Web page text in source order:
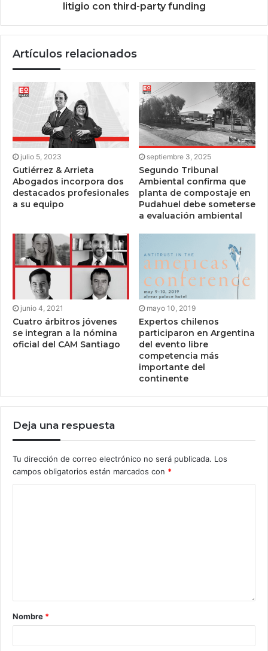
litigio con third-party funding
Artículos relacionados
julio 5, 2023
Gutiérrez & Arrieta
Abogados incorpora dos
destacados profesionales
a su equipo
septiembre 3, 2025
Segundo Tribunal
Ambiental confirma que
planta de compostaje en
Pudahuel debe someterse
a evaluación ambiental
junio 4, 2021
Cuatro árbitros jóvenes
se integran a la nómina
oficial del CAM Santiago
mayo 10, 2019
Expertos chilenos
participaron en Argentina
del evento libre
competencia más
importante del
continente
Deja una respuesta
Tu dirección de correo electrónico no será publicada. Los
campos obligatorios están marcados con *
Nombre *